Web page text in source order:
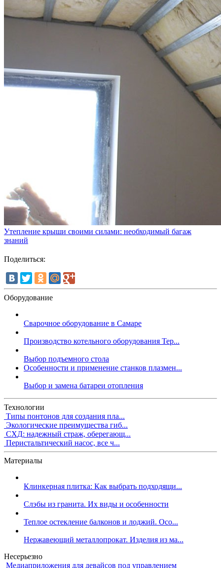
Утепление крыши своими силами: необходимый багаж
знаний
Поделиться:
Оборудование
Сварочное оборудование в Самаре
Производство котельного оборудования Тер...
Выбор подъемного стола
Особенности и применение станков плазмен...
Выбор и замена батареи отопления
Технологии
Типы понтонов для создания пла...
Экологические преимущества гиб...
СХД: надежный страж, оберегающ...
Перистальтический насос, все ч...
Материалы
Клинкерная плитка: Как выбрать подходящи...
Слэбы из гранита. Их виды и особенности
Теплое остекление балконов и лоджий. Осо...
Нержавеющий металлопрокат. Изделия из ма...
Несерьезно
Медиаприложения для девайсов под управлением